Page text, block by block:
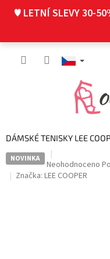
♥ LETNÍ SLEVY 30-
DÁMSKÉ TENISKY LEE
NOVINKA
Průměrné
hodnocení
Neohodnoceno
Značka: LEE COOPER